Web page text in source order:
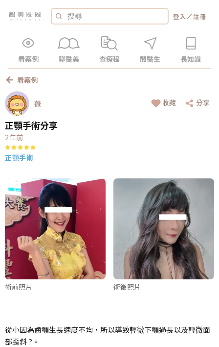
登入 ／註冊
看案例 聊醫美 查療程 問醫生 長知識
看案例
薇 收藏 分享
正顎手術分享
2年前
正顎手術
術前照片 術後照片
從小因為齒顎生長速度不均，所以導致輕微下顎過長以及輕微面
部歪斜 ?。